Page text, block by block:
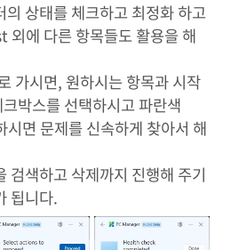
의 상태를 체크하고 최정화 하고
외에 다른 항목들도 활용을 해
가시면, 원하시는 항목과 시작
박스를 선택하시고 파란색
면 문제를 신속하게 찾아서 해
검색하고 삭제까지 진행해 주기
됩니다.